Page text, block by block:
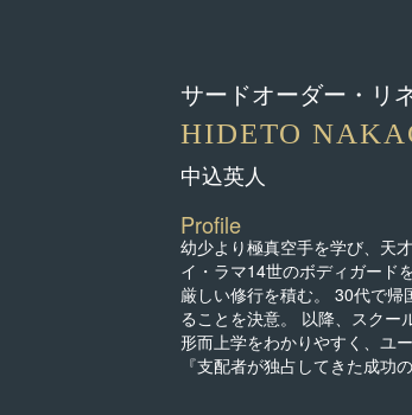
サードオーダー・
HIDETO
中込英人
Profile
幼少より極真空手を学び、天
イ・ラマ14世のボディガード
厳しい修行を積む。 30代で
ることを決意。 以降、スクー
形而上学をわかりやすく、ユ
『支配者が独占してきた成功